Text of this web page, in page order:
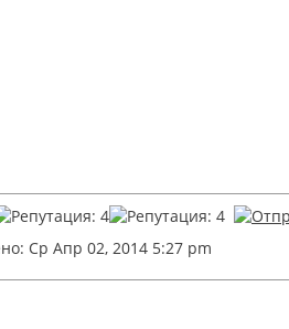
Ср Апр 02, 2014 5:27 pm